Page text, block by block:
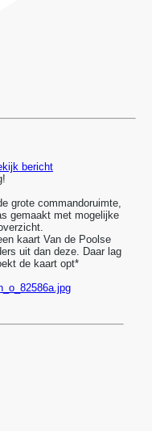
bericht
grote commandoruimte,
gemaakt met mogelijke
kaart Van de Poolse
uit dan deze. Daar lag
de kaart opt*